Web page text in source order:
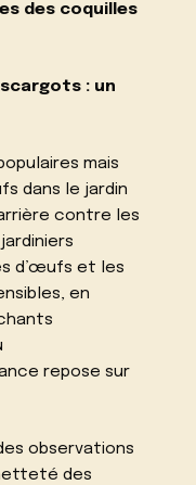
des coquilles
: un
mais
dans le jardin
contre les
d’œufs et les
en
repose sur
observations
des